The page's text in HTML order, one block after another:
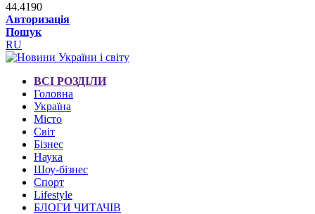
44.4190
Авторизація
Пошук
RU
ВСІ РОЗДІЛИ
Головна
Україна
Місто
Світ
Бізнес
Наука
Шоу-бізнес
Спорт
Lifestyle
БЛОГИ ЧИТАЧІВ